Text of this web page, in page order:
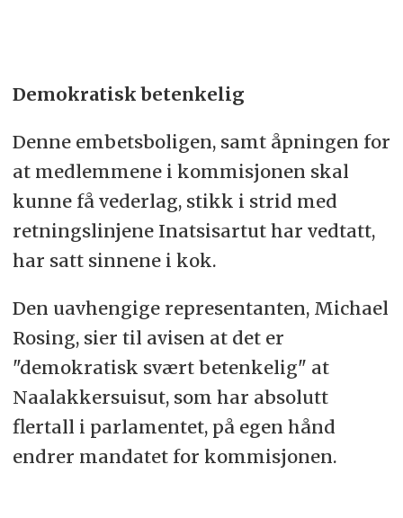
Demokratisk betenkelig
Denne embetsboligen, samt åpningen for
at medlemmene i kommisjonen skal
kunne få vederlag, stikk i strid med
retningslinjene Inatsisartut har vedtatt,
har satt sinnene i kok.
Den uavhengige representanten, Michael
Rosing, sier til avisen at det er
"demokratisk svært betenkelig" at
Naalakkersuisut, som har absolutt
flertall i parlamentet, på egen hånd
endrer mandatet for kommisjonen.